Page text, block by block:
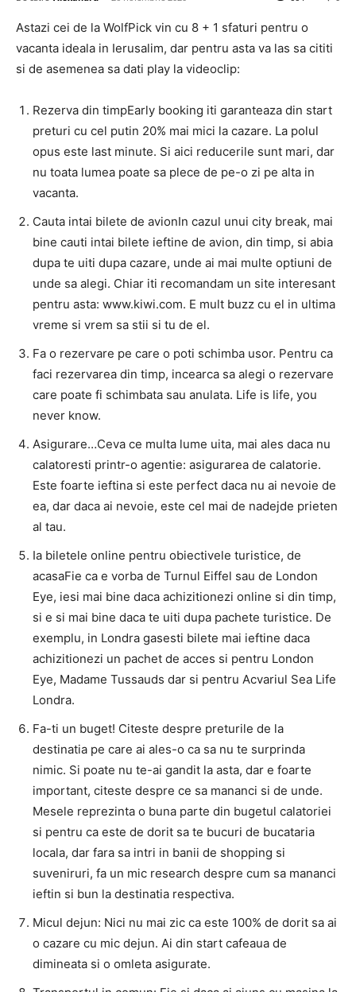
Astazi cei de la WolfPick vin cu 8 + 1 sfaturi pentru o
vacanta ideala in Ierusalim, dar pentru asta va las sa cititi
si de asemenea sa dati play la videoclip:
Rezerva din timpEarly booking iti garanteaza din start
preturi cu cel putin 20% mai mici la cazare. La polul
opus este last minute. Si aici reducerile sunt mari, dar
nu toata lumea poate sa plece de pe-o zi pe alta in
vacanta.
Cauta intai bilete de avionIn cazul unui city break, mai
bine cauti intai bilete ieftine de avion, din timp, si abia
dupa te uiti dupa cazare, unde ai mai multe optiuni de
unde sa alegi. Chiar iti recomandam un site interesant
pentru asta: www.kiwi.com. E mult buzz cu el in ultima
vreme si vrem sa stii si tu de el.
Fa o rezervare pe care o poti schimba usor. Pentru ca
faci rezervarea din timp, incearca sa alegi o rezervare
care poate fi schimbata sau anulata. Life is life, you
never know.
Asigurare…Ceva ce multa lume uita, mai ales daca nu
calatoresti printr-o agentie: asigurarea de calatorie.
Este foarte ieftina si este perfect daca nu ai nevoie de
ea, dar daca ai nevoie, este cel mai de nadejde prieten
al tau.
Ia biletele online pentru obiectivele turistice, de
acasaFie ca e vorba de Turnul Eiffel sau de London
Eye, iesi mai bine daca achizitionezi online si din timp,
si e si mai bine daca te uiti dupa pachete turistice. De
exemplu, in Londra gasesti bilete mai ieftine daca
achizitionezi un pachet de acces si pentru London
Eye, Madame Tussauds dar si pentru Acvariul Sea Life
Londra.
Fa-ti un buget! Citeste despre preturile de la
destinatia pe care ai ales-o ca sa nu te surprinda
nimic. Si poate nu te-ai gandit la asta, dar e foarte
important, citeste despre ce sa mananci si de unde.
Mesele reprezinta o buna parte din bugetul calatoriei
si pentru ca este de dorit sa te bucuri de bucataria
locala, dar fara sa intri in banii de shopping si
suveniruri, fa un mic research despre cum sa mananci
ieftin si bun la destinatia respectiva.
Micul dejun: Nici nu mai zic ca este 100% de dorit sa ai
o cazare cu mic dejun. Ai din start cafeaua de
dimineata si o omleta asigurate.